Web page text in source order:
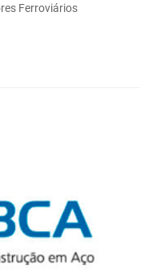
Ferroviários